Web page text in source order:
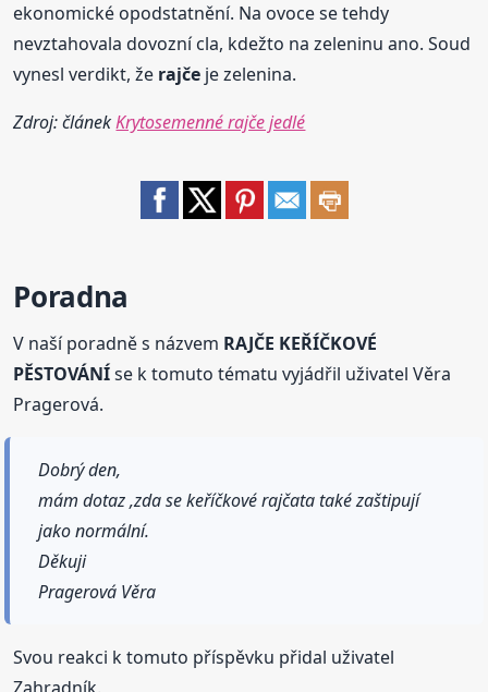
ekonomické opodstatnění. Na ovoce se tehdy
nevztahovala dovozní cla, kdežto na zeleninu ano. Soud
vynesl verdikt, že rajče je zelenina.
Zdroj: článekKrytosemenné rajče jedlé
Poradna
V naší poradně s názvem RAJČE KEŘÍČKOVÉ
PĚSTOVÁNÍse k tomuto tématu vyjádřil uživatel Věra
Pragerová.
Dobrý den,
mám dotaz ,zda se keříčkové rajčata také zaštipují
jako normální.
Děkuji
Pragerová Věra
Svou reakci k tomuto příspěvku přidal uživatel